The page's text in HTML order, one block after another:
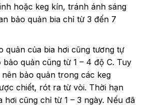
hoặc keg kín, tránh ánh sáng
bảo quản bia chỉ từ 3 đến 7
quản của bia hơi cũng tương tự
bảo quản cũng từ 1 – 4 độ C. Tuy
bảo quản trong các keg
chiết, rót ra từ vòi. Thời hạn
hơi cũng chỉ từ 1 – 3 ngày. Nếu đã